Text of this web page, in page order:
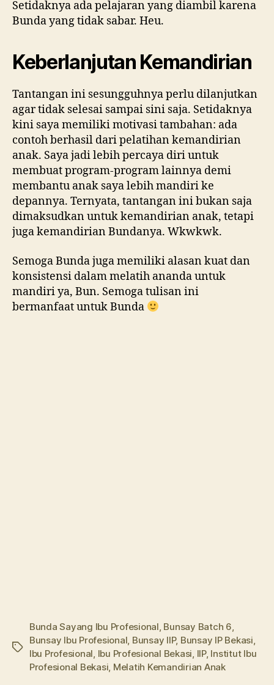
Setidaknya ada pelajaran yang diambil karena
Bunda yang tidak sabar. Heu.
Keberlanjutan Kemandirian
Tantangan ini sesungguhnya perlu dilanjutkan
agar tidak selesai sampai sini saja. Setidaknya
kini saya memiliki motivasi tambahan: ada
contoh berhasil dari pelatihan kemandirian
anak. Saya jadi lebih percaya diri untuk
membuat program-program lainnya demi
membantu anak saya lebih mandiri ke
depannya. Ternyata, tantangan ini bukan saja
dimaksudkan untuk kemandirian anak, tetapi
juga kemandirian Bundanya. Wkwkwk.
Semoga Bunda juga memiliki alasan kuat dan
konsistensi dalam melatih ananda untuk
mandiri ya, Bun. Semoga tulisan ini
bermanfaat untuk Bunda
Tags
Bunda Sayang Ibu Profesional, Bunsay Batch 6,
Bunsay Ibu Profesional, Bunsay IIP, Bunsay IP Bekasi,
Ibu Profesional, Ibu Profesional Bekasi, IIP, Institut Ibu
Profesional Bekasi, Melatih Kemandirian Anak